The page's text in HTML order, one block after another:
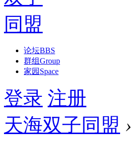
论坛BBS
群组Group
家园 Space
登录 注册
天海双子同盟 ›